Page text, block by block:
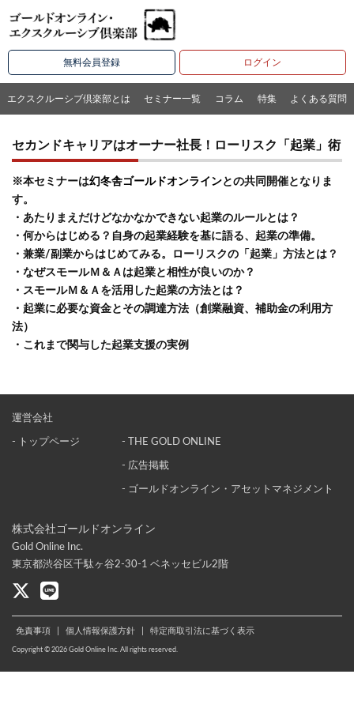
無料会員登録 ログイン
エクスクルーシブ倶楽部とは セミナー一覧 コラム 特集 よくある質問
セカンドキャリアはオーナー社長！ローリスク「起業」術
※本セミナーは幻冬舎ゴールドオンラインとの共同開催となりま
す。
・あたりまえだけどなかなかできない起業のルールとは？
・何からはじめる？自身の起業経験を基に語る、起業の準備。
・兼業/副業からはじめてみる。ローリスクの「起業」方法とは？
・なぜスモールＭ＆Ａは起業と相性が良いのか？
・スモールＭ＆Ａを活用した起業の方法とは？
・起業に必要な資金とその調達方法（創業融資、補助金の利用方
法）
・これまで関与した起業支援の実例
株式会社ゴールドオンライン
Gold Online Inc.
東京都渋谷区千駄ヶ谷2-30-1 ベネッセビル2階
運営会社
- トップページ - THE GOLD ONLINE
- 広告掲載
- ゴールドオンライン・アセットマネジメント
免責事項 個人情報保護方針 特定商取引法に基づく表示
Copyright © 2026 Gold Online Inc. All rights reserved.